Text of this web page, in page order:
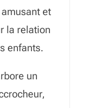
et
la relation
enfants.
un